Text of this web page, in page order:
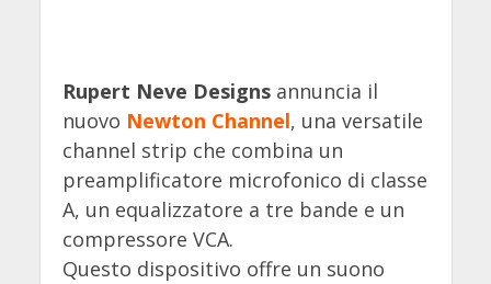
Rupert Neve Designsannuncia il
nuovo Newton Channel, una versatile
channel strip che combina un
preamplificatore microfonico di classe
A, un equalizzatore a tre bande e un
compressore VCA.
Questo dispositivo offre un suono